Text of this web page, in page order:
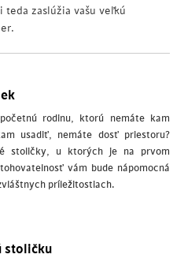
teda zaslúžia vašu veľkú
rodinu, ktorú nemáte kam
usadiť, nemáte dosť priestoru?
stoličky, u ktorých je na prvom
vám bude nápomocná
príležitostiach.
stoličku